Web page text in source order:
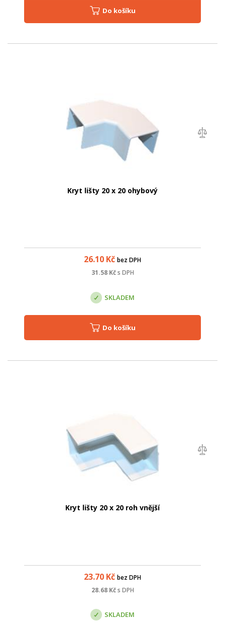
Do košíku
Kryt lišty 20 x 20 ohybový
26.10 Kč bez DPH
31.58Kč s DPH
SKLADEM
Do košíku
Kryt lišty 20 x 20 roh vnější
23.70 Kč bez DPH
28.68Kč s DPH
SKLADEM